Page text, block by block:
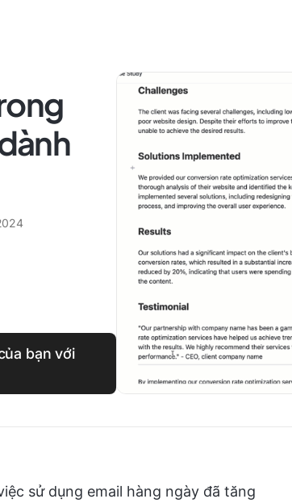
bạn với
sử dụng email hàng ngày đã tăng